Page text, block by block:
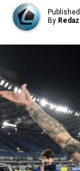
Published
By